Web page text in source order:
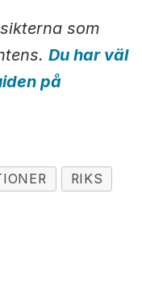
som
Du har väl
på
RIKS